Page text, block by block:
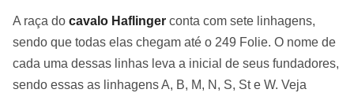
A raça do cavalo Haflinger conta com sete linhagens,
sendo que todas elas chegam até o 249 Folie. O nome de
cada uma dessas linhas leva a inicial de seus fundadores,
sendo essas as linhagens A, B, M, N, S, St e W. Veja